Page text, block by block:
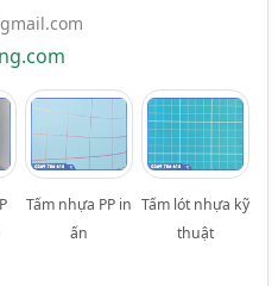
Tấm nhựa PP in
ấn
Tấm lót nhựa kỹ
thuật